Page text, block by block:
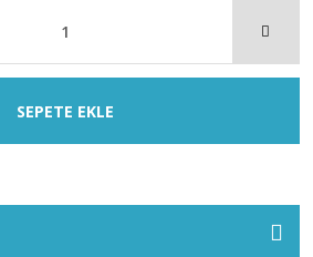
SEPETE EKLE